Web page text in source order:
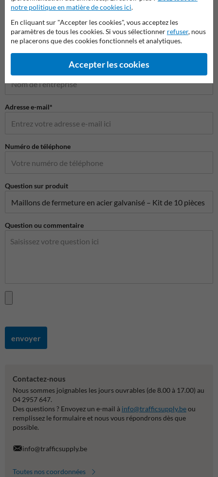
Adresse e-mail*
Numéro de téléphone
Question sur produit
Question ou commentaire
envoyer
Contactez-nous
Nous sommes joignables les jours ouvrables (de 8.00 à 17.00) au
04 2957 647.
Des questions ? Envoyez un e-mail à info@trafficsupply.beou
remplissez le formulaire et nous vous répondrons dès que
possible.
info@trafficsupply.be
Toutes nos coordonnées
notre politique en matière de cookies ici.
En cliquant sur "Accepter les cookies", vous acceptez les
paramètres de tous les cookies. Si vous sélectionner refuser, nous
ne placerons que des cookies fonctionnels et analytiques.
Accepter les cookies